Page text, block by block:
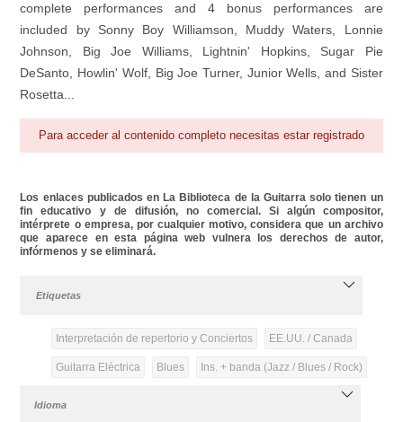
complete performances and 4 bonus performances are
included by Sonny Boy Williamson, Muddy Waters, Lonnie
Johnson, Big Joe Williams, Lightnin' Hopkins, Sugar Pie
DeSanto, Howlin' Wolf, Big Joe Turner, Junior Wells, and Sister
Rosetta...
Para acceder al contenido completo necesitas estar registrado
Los enlaces publicados en La Biblioteca de la Guitarra solo tienen un
fin educativo y de difusión, no comercial. Si algún compositor,
intérprete o empresa, por cualquier motivo, considera que un archivo
que aparece en esta página web vulnera los derechos de autor,
infórmenos y se eliminará.
Etiquetas
Interpretación de repertorio y Conciertos EE.UU. / Canada
Guitarra Eléctrica Blues Ins. + banda (Jazz / Blues / Rock)
Idioma